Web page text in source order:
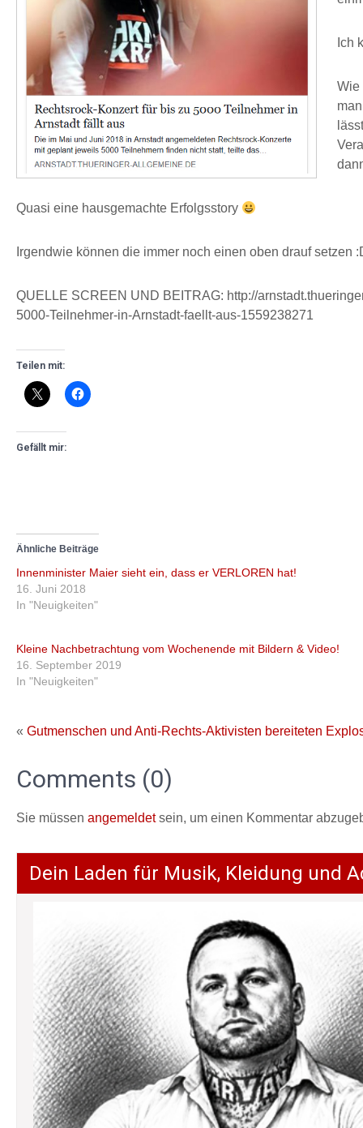
Ich
Wie
Quasi eine hausgemachte Erfolgsstory
Irgendwie können die immer noch einen oben drauf setzen
QUELLE SCREEN UND BEITRAG: http://
5000-Teilnehmer-in-Arnstadt-faellt-aus-1559238271
Teilen mit:
Gefällt mir:
Ähnliche Beiträge
Innenminister Maier sieht ein, dass er VERLOREN hat!
16. Juni 2018
In "Neuigkeiten"
Kleine Nachbetrachtung vom Wochenende mit Bildern & Video!
16. September 2019
In "Neuigkeiten"
« Gutmenschen und Anti-Rechts-Aktivisten bereiteten
Comments (0)
Sie müssen angemeldetsein, um einen Kommentar
Dein Laden für Musik, Kleidung und